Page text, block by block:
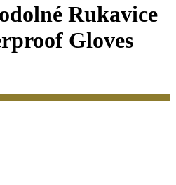
Rukavice
Gloves